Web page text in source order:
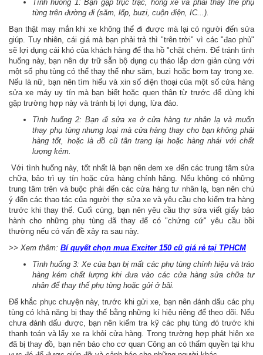
Tình huống 1: Bạn gặp trục trặc, hỏng xe và phải thay thế phụ
tùng trên đường đi (săm, lốp, buzi, cuộn điện, IC...).
Bạn thật may mắn khi xe không thể đi được mà lại có người đến sửa
giúp. Tuy nhiên, cái giá mà bạn phải trả thì "trên trời" vì các "đao phủ"
sẽ lợi dụng cái khó của khách hàng để tha hồ "chặt chém. Để tránh tình
huống này, bạn nên dự trữ sẵn bộ dụng cụ tháo lắp đơn giản cùng với
một số phụ tùng có thể thay thế như săm, buzi hoặc bơm tay trong xe.
Nếu là nữ, bạn nên tìm hiểu và xin số điện thoại của một số cửa hàng
sửa xe máy uy tín mà bạn biết hoặc quen thân từ trước để dùng khi
gặp trường hợp này và tránh bị lợi dụng, lừa đảo.
Tình huống 2: Bạn đi sửa xe ở cửa hàng tư nhân lạ và muốn
thay phụ tùng nhưng loại mà cửa hàng thay cho bạn không phải
hàng tốt, hoặc là đồ cũ tân trang lại hoặc hàng nhái với chất
lượng kém.
Với tình huống này, tốt nhất là bạn nên đem xe đến các trung tâm sửa
chữa, bảo trì uy tín hoặc cửa hàng chính hãng. Nếu không có những
trung tâm trên và buộc phải đến các cửa hàng tư nhân lạ, bạn nên chú
ý đến các thao tác của người thợ sửa xe và yêu cầu cho kiểm tra hàng
trước khi thay thế. Cuối cùng, bạn nên yêu cầu thợ sửa viết giấy bảo
hành cho những phụ tùng đã thay để có "chứng cứ" yêu cầu bồi
thường nếu có vấn đề xảy ra sau này.
>> Xem thêm: Bí quyết chọn mua Exciter 150 cũ giá rẻ tại TPHCM
Tình huống 3: Xe của bạn bị mất các phụ tùng chính hiệu và tráo
hàng kém chất lượng khi đưa vào các cửa hàng sửa chữa tư
nhân để thay thế phụ tùng hoặc gửi ở bãi.
Để khắc phục chuyện này, trước khi gửi xe, bạn nên đánh dấu các phụ
tùng có khả năng bị thay thế bằng những kí hiệu riêng để theo dõi. Nếu
chưa đánh dấu được, bạn nên kiểm tra kỹ các phụ tùng đó trước khi
thanh toán và lấy xe ra khỏi cửa hàng. Trong trường hợp phát hiện xe
đã bị thay đồ, bạn nên báo cho cơ quan Công an có thẩm quyền tại khu